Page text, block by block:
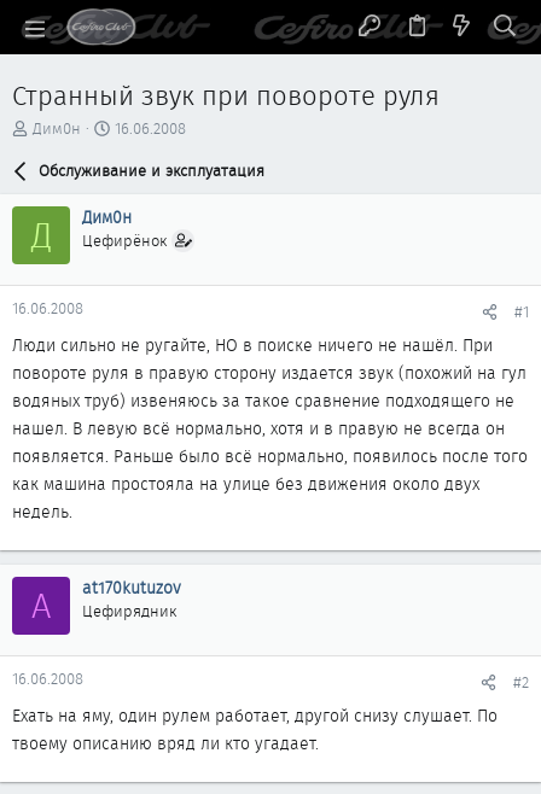
Странный звук при повороте руля
А
р
т
е
м
ы
Дим0н
Д
т
н
а
а
16.06.2008
Обслуживание и эксплуатация
Д Дим0н
Цефирёнок
16.06.2008 #1
Люди сильно не ругайте, НО в поиске ничего не нашёл. При
повороте руля в правую сторону издается звук (похожий на гул
водяных труб) извеняюсь за такое сравнение подходящего не
нашел. В левую всё нормально, хотя и в правую не всегда он
появляется. Раньше было всё нормально, появилось после того
как машина простояла на улице без движения около двух
недель.
A at170kutuzov
Цефирядник
16.06.2008 #2
Ехать на яму, один рулем работает, другой снизу слушает. По
твоему описанию вряд ли кто угадает.